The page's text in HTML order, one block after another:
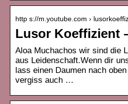
http s://m.youtube.com ›
Lusor Koeffizient
Aloa Muchachos wir sind die
aus Leidenschaft.Wenn dir
lass einen Daumen nach
vergiss auch …